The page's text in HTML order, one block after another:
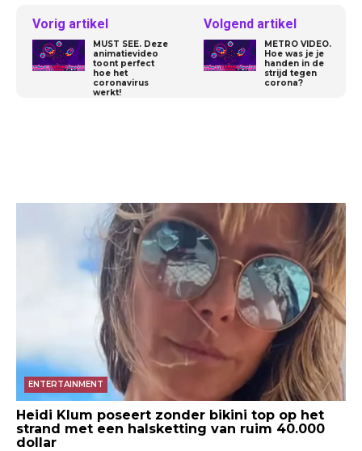
Vorig artikel
MUST SEE. Deze
animatievideo
toont perfect
hoe het
coronavirus
werkt!
Volgend artikel
METRO VIDEO.
Hoe was je je
handen in de
strijd tegen
corona?
ENTERTAINMENT
Heidi Klum poseert zonder bikini top op het
strand met een halsketting van ruim 40.000
dollar